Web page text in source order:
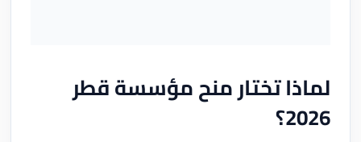
لماذا تختار منح مؤسسة قطر
2026؟